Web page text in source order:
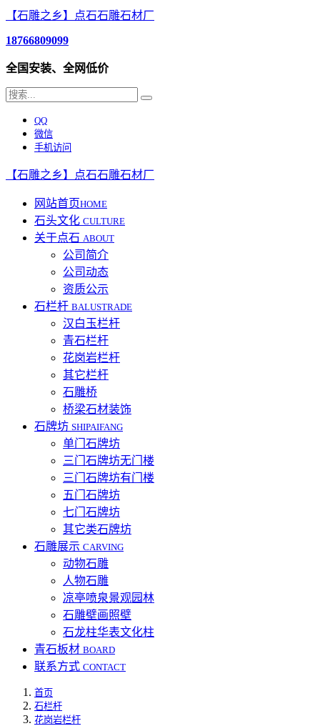
【石雕之乡】点石石雕石材厂
18766809099
全国安装、全网低价
QQ
微信
手机访问
【石雕之乡】点石石雕石材厂
网站首页HOME
石头文化 CULTURE
关于点石 ABOUT
公司简介
公司动态
资质公示
石栏杆 BALUSTRADE
汉白玉栏杆
青石栏杆
花岗岩栏杆
其它栏杆
石雕桥
桥梁石材装饰
石牌坊 SHIPAIFANG
单门石牌坊
三门石牌坊无门楼
三门石牌坊有门楼
五门石牌坊
七门石牌坊
其它类石牌坊
石雕展示 CARVING
动物石雕
人物石雕
凉亭喷泉景观园林
石雕壁画照壁
石龙柱华表文化柱
青石板材 BOARD
联系方式 CONTACT
首页
石栏杆
花岗岩栏杆